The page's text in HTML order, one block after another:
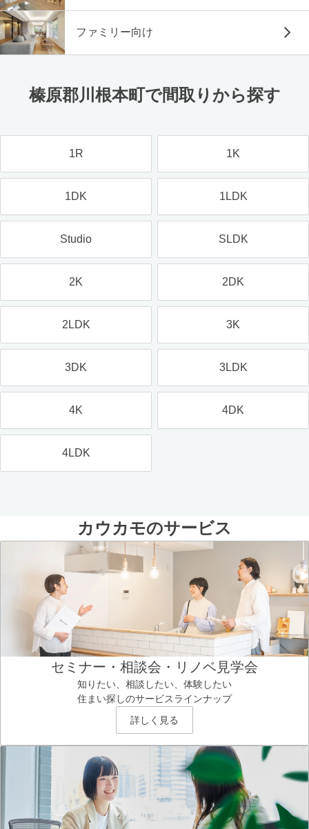
ファミリー向け
榛原郡川根本町で間取りから探す
1R 1K
1DK 1LDK
Studio SLDK
2K 2DK
2LDK 3K
3DK 3LDK
4K 4DK
4LDK
カウカモのサービス
セミナー・相談会・リノベ見学会
知りたい、相談したい、体験したい
住まい探しのサービスラインナップ
詳しく見る